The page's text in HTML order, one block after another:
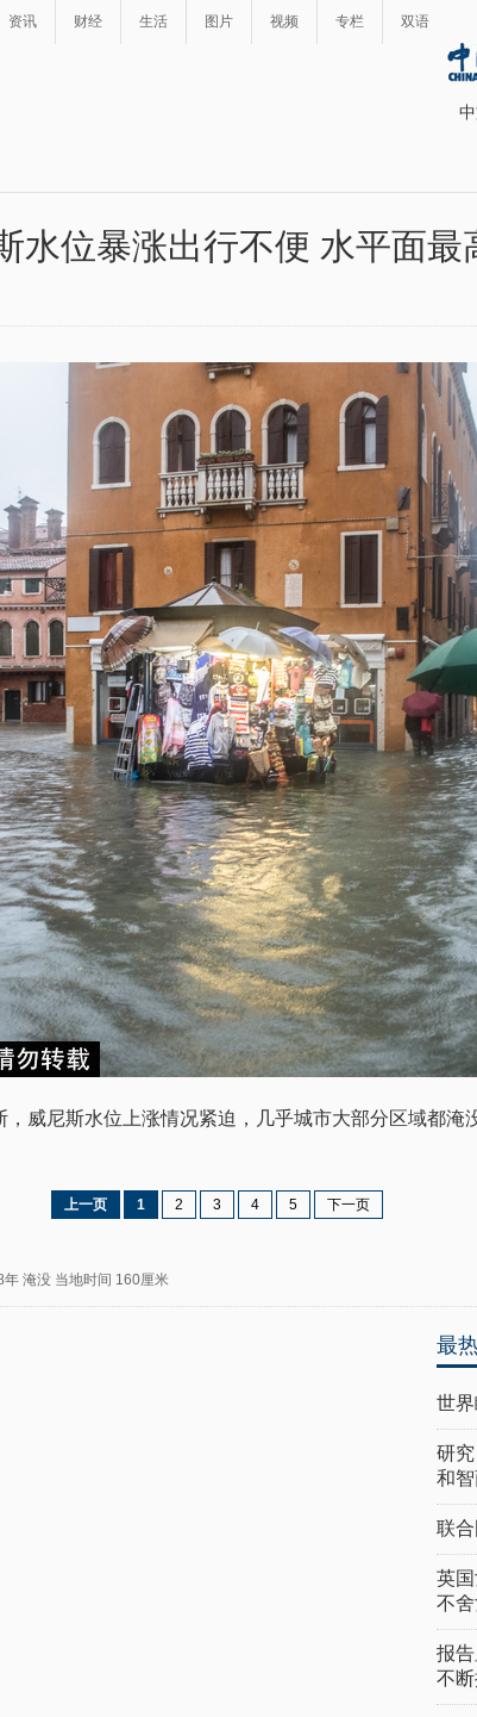
资讯 财经 生活 图片 视频 专栏 双语
水位暴涨出行不便 水平面最
威尼斯水位上涨情况紧迫，几乎城市大部分区域都淹
上一页 1 2 3 4 5 下一页
年 淹没 当地时间 160厘米
最
世
研
和
联
英
不
报
不